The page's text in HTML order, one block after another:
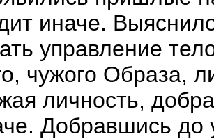
иначе.
управление
чужого Образа,
личность,
Добравшись до